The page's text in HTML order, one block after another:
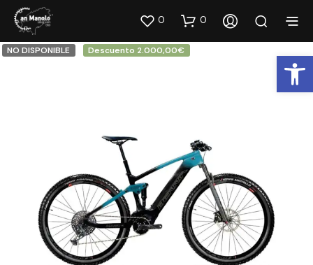
Abrir barra de herramientas
0 0
NO DISPONIBLE Descuento 2.000,00€